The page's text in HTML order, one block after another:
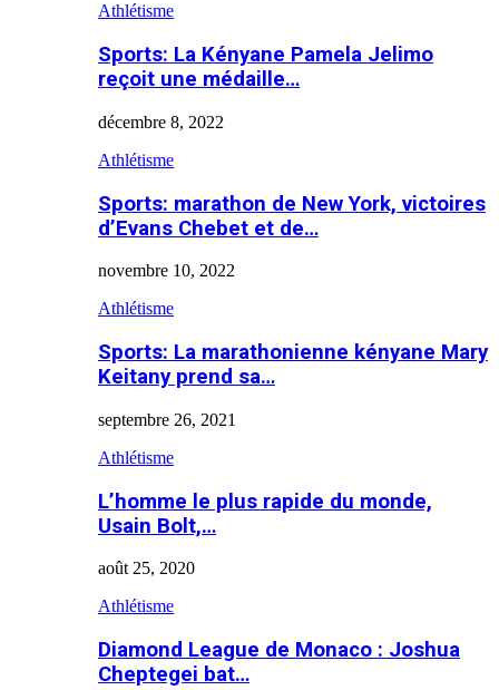
Athlétisme
Sports: La Kényane Pamela Jelimo
reçoit une médaille…
décembre 8, 2022
Athlétisme
Sports: marathon de New York, victoires
d’Evans Chebet et de…
novembre 10, 2022
Athlétisme
Sports: La marathonienne kényane Mary
Keitany prend sa…
septembre 26, 2021
Athlétisme
L’homme le plus rapide du monde,
Usain Bolt,…
août 25, 2020
Athlétisme
Diamond League de Monaco : Joshua
Cheptegei bat…